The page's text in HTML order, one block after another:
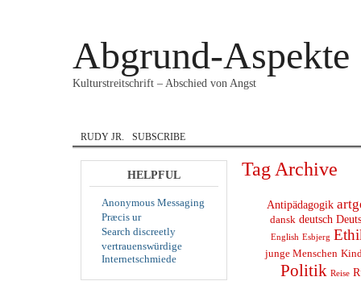
Abgrund-Aspekte
Kulturstreitschrift – Abschied von Angst
RUDY JR. SUBSCRIBE
HELPFUL
Anonymous Messaging
Præcis ur
Search discreetly
vertrauenswürdige
Internetschmiede
Tag Archive
Antipädagogik
dansk deutsch
English Esbjerg
junge Menschen
Politik Reise